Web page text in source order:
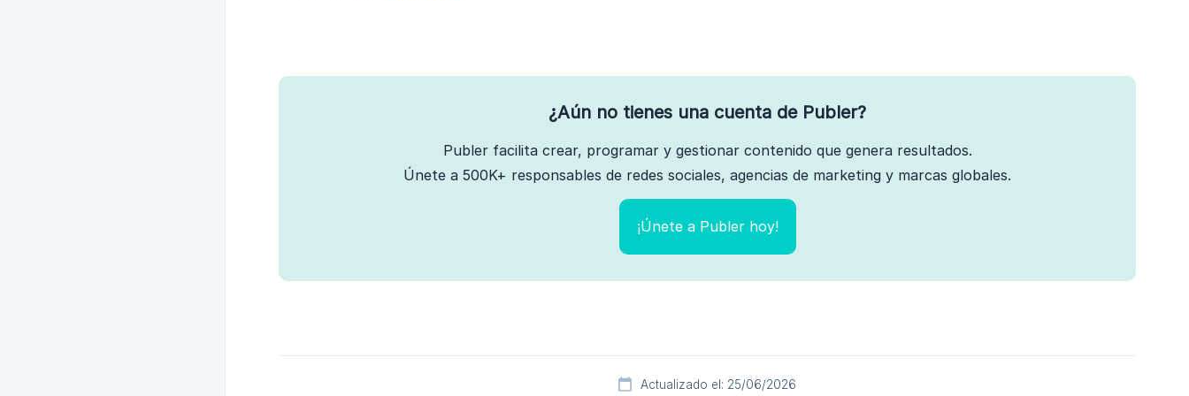
¿Aún no tienes una cuenta de Publer?
Publer facilita crear, programar y gestionar contenido que genera resultados.
Únete a 500K+ responsables de redes sociales, agencias de marketing y marcas globales.
¡Únete a Publer hoy!
Actualizado el: 25/06/2026